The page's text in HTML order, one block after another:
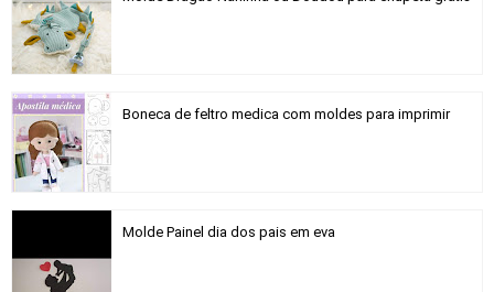
Boneca de feltro medica com moldes para imprimir
Molde Painel dia dos pais em eva